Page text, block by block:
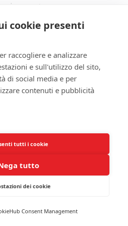
mentre una
terapia fisicae
Non è solo una
di affrontare le cause
le condizioni
si manifestano in
vivendo un’infiammazione,
undollore acuto
gonfiore e calore. Questo
e improvviso,
con il movimento e si allevia
può essere evidente.
cookie presenti
raccogliere e analizzare
e sull'utilizzo del sito,
di social media e per
contenuti e pubblicità
tutti i cookie
tutto
dei cookie
Consent Management